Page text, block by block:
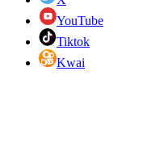
YouTube
Tiktok
Kwai